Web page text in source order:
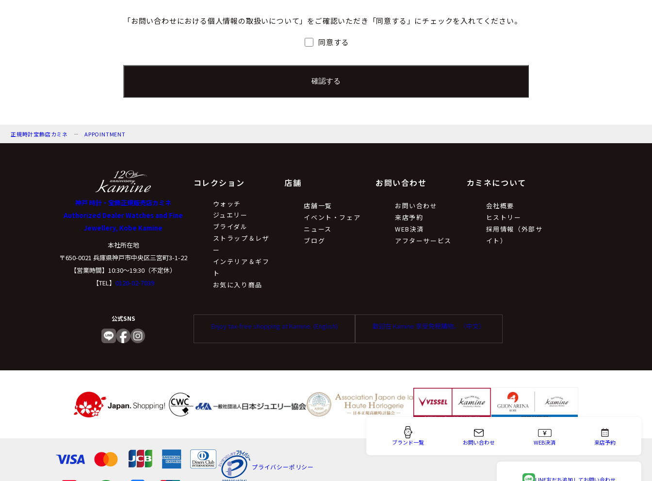
（２）個人情報保護管理者（若しくはその代理人）の氏名又は職名、所属及び連絡先
個人情報保護管理者：上根 彩
弊社からのお知らせ等の情報をお送りするため。
（４）個人情報の第三者提供について
取得した個人情報は法令等による場合を除いて第三者に提供することはありません。
（５）個人情報の取扱いの委託について
託を行います。
容に回答できない可能性があります。
ご本人からの求めにより、当社が保有する保有個人データに関する開示、利用目的の通知、内容の訂正・追加ま
たは削除、利用停止、消去、第三者提供の停止および第三者提供記録の開示(以下、開示等という)に応じます。
「お問い合わせにおける個人情報の取扱いについて」をご確認いただき「同意する」にチェックを入れてください。
同意する
正規時計宝飾店カミネ APPOINTMENT
コレクション
ウォッチ
ジュエリー
ブライダル
ストラップ＆レザ
ー
インテリア＆ギフ
ト
お気に入り商品
店舗
店舗一覧
イベント・フェア
ニュース
ブログ
お問い合わせ
お問い合わせ
来店予約
WEB決済
アフターサービス
カミネについて
会社概要
ヒストリー
採用情報（外部サ
イト）
公式SNS
Enjoy tax-free shopping at Kamine. (English) 歡迎在 Kamine 享受免稅購物。（中文）
神戸 時計・宝飾正規販売店カミネ
Authorized Dealer Watches and Fine
Jewellery, Kobe Kamine
本社所在地
〒650-0021 兵庫県神戸市中央区三宮町3-1-22
【営業時間】10:30〜19:30（不定休）
【TEL】 0120-02-7039
プライバシーポリシー
ブランド一覧 お問い合わせ WEB決済 来店予約
LINE友だち追加してお問い合わせ